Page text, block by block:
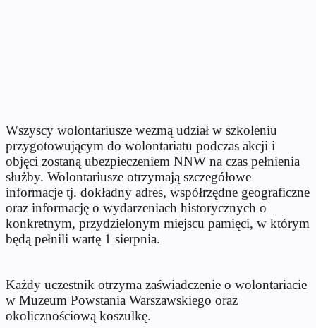
Wszyscy wolontariusze wezmą udział w szkoleniu
przygotowującym do wolontariatu podczas akcji i
objęci zostaną ubezpieczeniem NNW na czas pełnienia
służby. Wolontariusze otrzymają szczegółowe
informacje tj. dokładny adres, współrzędne geograficzne
oraz informację o wydarzeniach historycznych o
konkretnym, przydzielonym miejscu pamięci, w którym
będą pełnili wartę 1 sierpnia.
Każdy uczestnik otrzyma zaświadczenie o wolontariacie
w Muzeum Powstania Warszawskiego oraz
okolicznościową koszulkę.